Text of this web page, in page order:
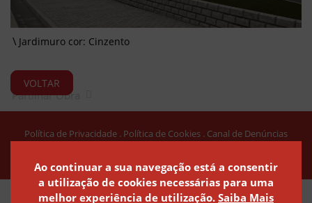
Jardimuro cor: Cinzento
VOLTAR
Partilhar Obra
Política de Privacidade Política de Cookies Canal de Denúncias
Ao continuar a sua navegação está a consentir
a utilização de cookies necessárias para uma
melhor experiência de utilização. Saiba Mais